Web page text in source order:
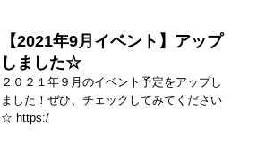
【2021年9月イベント】アップ
しました☆
２０２１年９月のイベント予定をアップし
ました！ぜひ、チェックしてみてください
☆ https:/